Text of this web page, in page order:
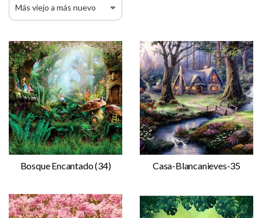
Bosque Encantado (34) Casa-Blancanieves-35